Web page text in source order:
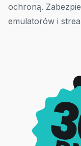
ochroną.
emulatorów i